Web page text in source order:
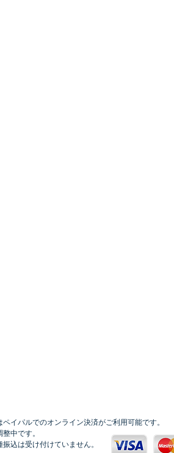
イパルでのオンライン決済がご利用可能です。
中です。
込は受け付けていません。